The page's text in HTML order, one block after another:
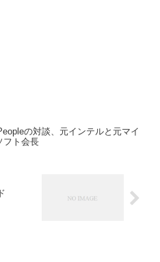
の対談、元インテルと元マイ
フト会長